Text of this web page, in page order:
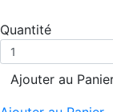
Quantité
Ajouter au